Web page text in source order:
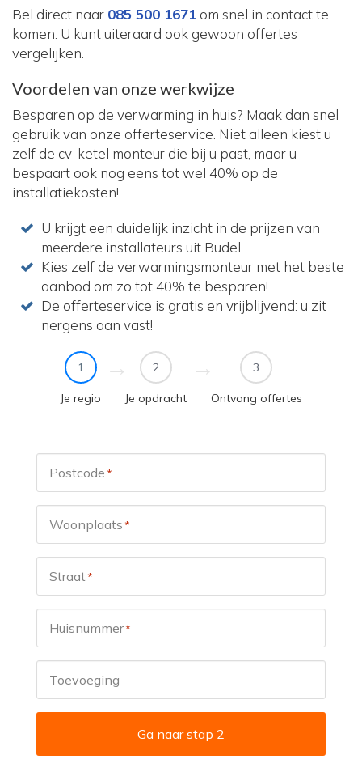
Bel direct naar 085 500 1671 om snel in contact te
komen. U kunt uiteraard ook gewoon offertes
vergelijken.
Voordelen van onze werkwijze
Besparen op de verwarming in huis? Maak dan snel
gebruik van onze offerteservice. Niet alleen kiest u
zelf de cv-ketel monteur die bij u past, maar u
bespaart ook nog eens tot wel 40% op de
installatiekosten!
U krijgt een duidelijk inzicht in de prijzen van
meerdere installateurs uit Budel.
Kies zelf de verwarmingsmonteur met het beste
aanbod om zo tot 40% te besparen!
De offerteservice is gratis en vrijblijvend: u zit
nergens aan vast!
1
Je regio
2
Je opdracht
3
Ontvang offertes
Postcode *
Woonplaats *
Straat*
Huisnummer*
Toevoeging
Ga naar stap 2